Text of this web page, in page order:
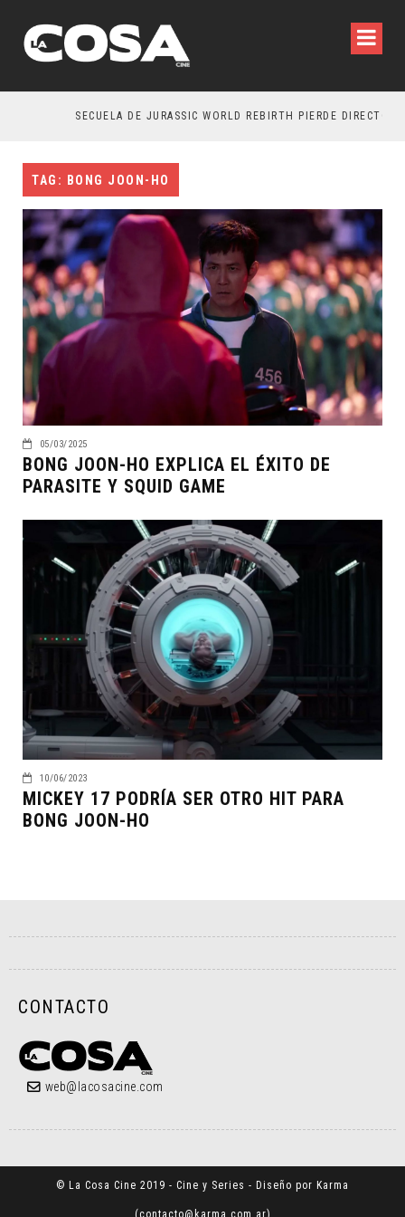
SECUELA DE JURASSIC WORLD REBIRTH PIERDE DIRECTOR
TAG: BONG JOON-HO
05/03/2025
BONG JOON-HO EXPLICA EL ÉXITO DE
PARASITE Y SQUID GAME
10/06/2023
MICKEY 17 PODRÍA SER OTRO HIT PARA
BONG JOON-HO
CONTACTO
web@lacosacine.com
© La Cosa Cine 2019 - Cine y Series - Diseño por Karma
(contacto@karma.com.ar)